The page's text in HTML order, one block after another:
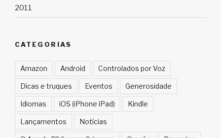
2011
CATEGORIAS
Amazon Android Controlados por Voz
Dicas e truques Eventos Generosidade
Idiomas iOS (iPhone iPad) Kindle
Lançamentos Notícias